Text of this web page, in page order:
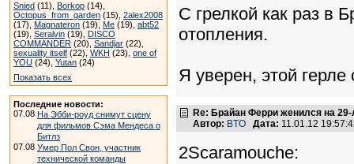
Snied (11), Borkop (14),
Octopus_from_garden (15), 2alex2008
(17), Magnateron (19), Me (19), abt52
(19), Seralvin (19), DISCO
COMMANDER (20), Sandjar (22),
sexuality itself (22), WKH (23), one of
YOU (24), Yutan (24)
Показать всех
Последние новости:
07.08 На Эбби-роуд снимут сцену
для фильмов Сэма Мендеса о
Битлз
07.08 Умер Пол Свон, участник
технической команды
С грелкой как раз в
отопления.
Я уверен, этой
Re: Брайан Ферри женился на
Автор: BTO Дата: 11.01.12
2Scaramouche: